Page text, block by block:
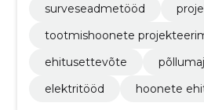
surveseadmetööd
tootmishoonete
ehitusettevõte
elektritööd
hoonete